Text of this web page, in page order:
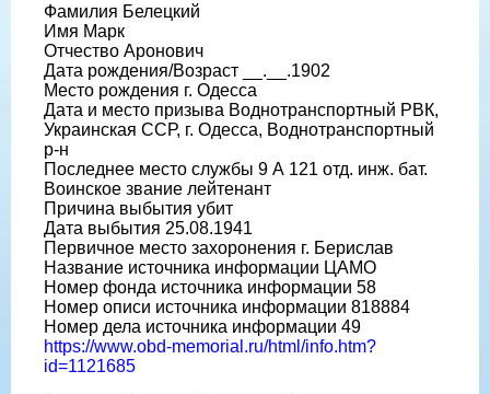
Фамилия Белецкий
Имя Марк
Отчество Аронович
Дата рождения/Возраст __.__.1902
Место рождения г. Одесса
Дата и место призыва Воднотранспортный РВК,
Украинская ССР, г. Одесса, Воднотранспортный
р-н
Последнее место службы 9 А 121 отд. инж. бат.
Воинское звание лейтенант
Причина выбытия убит
Дата выбытия 25.08.1941
Первичное место захоронения г. Берислав
Название источника информации ЦАМО
Номер фонда источника информации 58
Номер описи источника информации 818884
Номер дела источника информации 49
https://www.obd-memorial.ru/html/info.htm?
id=1121685